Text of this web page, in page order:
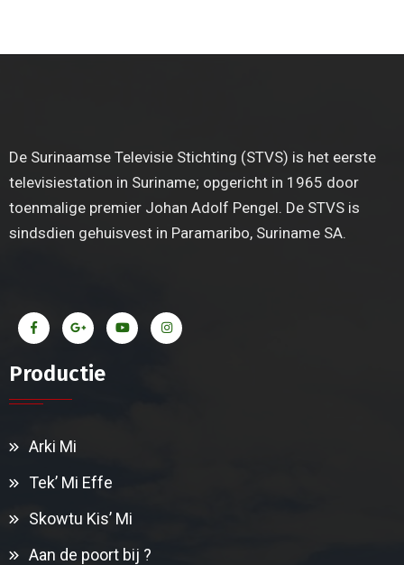
De Surinaamse Televisie Stichting (STVS) is het eerste
televisiestation in Suriname; opgericht in 1965 door
toenmalige premier Johan Adolf Pengel. De STVS is
sindsdien gehuisvest in Paramaribo, Suriname SA.
Productie
Arki Mi
Tek’ Mi Effe
Skowtu Kis’ Mi
Aan de poort bij ?